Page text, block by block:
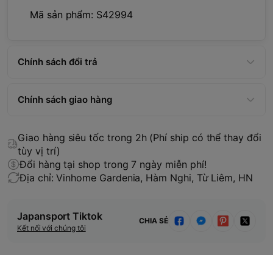
Mã sản phẩm: S42994
Chính sách đổi trả
Chính sách giao hàng
Giao hàng siêu tốc trong 2h (Phí ship có thể thay đổi
tùy vị trí)
Đổi hàng tại shop trong 7 ngày miễn phí!
Địa chỉ: Vinhome Gardenia, Hàm Nghi, Từ Liêm, HN
Japansport Tiktok
Kết nối với chúng tôi
CHIA SẺ